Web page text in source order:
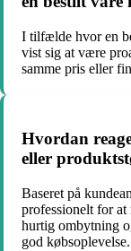
I tilfælde hvor en
vist sig at være
samme pris eller
Hvordan
eller
Baseret på
professionelt for at
hurtig ombytning
god købsoplevelse.